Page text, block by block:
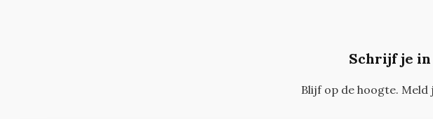
Schrijf je
Blijf op de hoogte. Meld